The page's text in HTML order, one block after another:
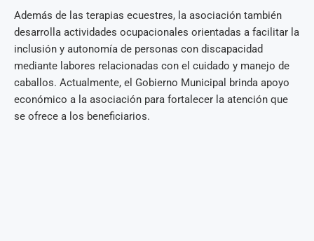
Además de las terapias ecuestres, la asociación también
desarrolla actividades ocupacionales orientadas a facilitar la
inclusión y autonomía de personas con discapacidad
mediante labores relacionadas con el cuidado y manejo de
caballos. Actualmente, el Gobierno Municipal brinda apoyo
económico a la asociación para fortalecer la atención que
se ofrece a los beneficiarios.